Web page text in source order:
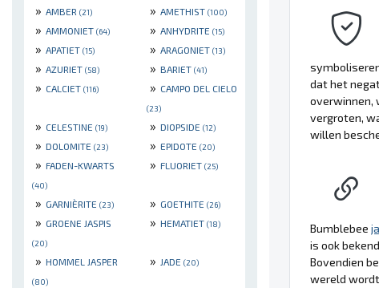
» AMBER (21) » AMETHIST (100)
» AMMONIET (64) » ANHYDRITE (15)
» APATIET (15) » ARAGONIET (13)
» AZURIET (58) » BARIET (41)
» CALCIET (116) » CAMPO DEL CIELO
(23)
» CELESTINE (19) » DIOPSIDE (12)
» DOLOMITE (23) » EPIDOTE (20)
» FADEN-KWARTS
(40)
» FLUORIET (25)
» GARNIÈRITE (23) » GOETHITE (26)
» GROENE JASPIS
(20)
» HEMATIET (18)
» HOMMEL JASPER
(80)
» JADE (20)
dat het
overwinnen,
vergroten,
willen
Bumblebee
is ook
Bovendien
wereld